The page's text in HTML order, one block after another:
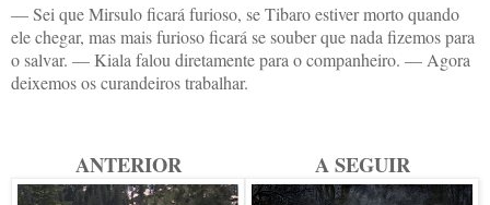
— Sei que Mirsulo ficará furioso, se Tibaro estiver morto quando
ele chegar, mas mais furioso ficará se souber que nada fizemos para
o salvar. — Kiala falou diretamente para o companheiro. — Agora
deixemos os curandeiros trabalhar.
ANTERIOR A SEGUIR